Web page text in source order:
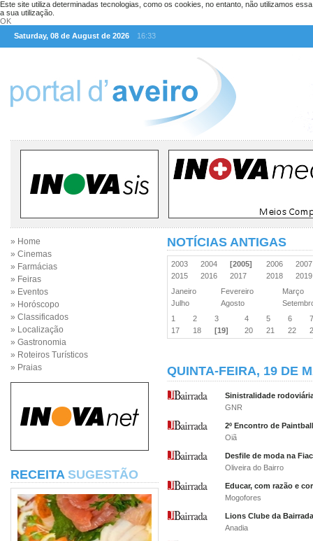
Este site utiliza determinadas tecnologias, como os cookies, no entanto, não utilizamos
a sua utilização.
OK
Saturday, 08 de August de 2026
16:33
» Home
» Cinemas
» Farmácias
» Feiras
» Eventos
» Horóscopo
» Classificados
» Localização
» Gastronomia
» Roteiros Turísticos
» Praias
RECEITA SUGESTÃO
NOTÍCIAS ANTIGAS
2003 2004 [2005] 2006
2015
2016 2017 2018
Janeiro
Fevereiro
Março
Julho
Agosto
1
2 3 4 5 6
17
18 [19] 20 21 22
QUINTA-FEIRA, 19 DE
Sinistralidade
GNR
2º Encontro de Paintball
Oiã
Desfile de moda na
Oliveira do Bairro
Educar, com razão e
Mogofores
Lions Clube da
Anadia